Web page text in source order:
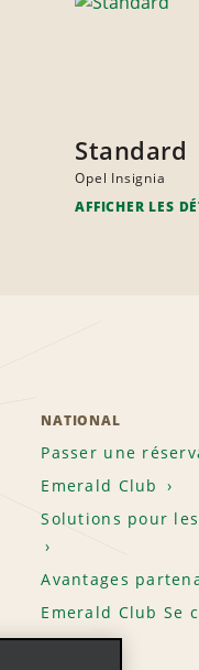
Standard
Opel Insignia
AFFICHER LES
NATIONAL
Passer une
Emerald Club
Solutions pour
Avantages
Emerald Club Se